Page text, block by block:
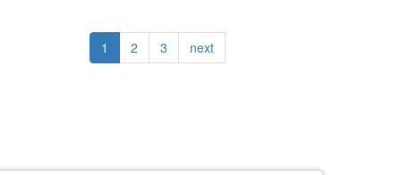
Current
page
1 Page
2 Page
3
Next
page
next